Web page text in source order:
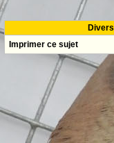
Divers
Imprimer ce sujet